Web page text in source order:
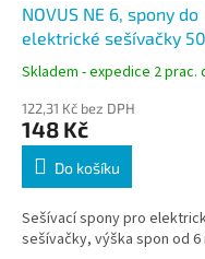
NOVUS NE 6, spony do
elektrické sešívačky
ks, 042-0000
Skladem - expedice 2 prac.
122,31 Kč bez DPH
148 Kč
Do košíku
Sešívací spony pro
sešívačky, výška spon od 6